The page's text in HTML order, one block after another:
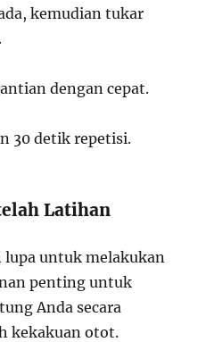
kemudian tukar
dengan cepat.
30 detik repetisi.
Latihan
untuk melakukan
penting untuk
Anda secara
kekakuan otot.